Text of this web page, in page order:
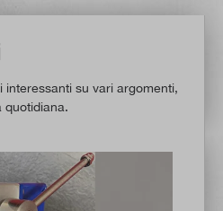
su vari argomenti,
quotidiana.